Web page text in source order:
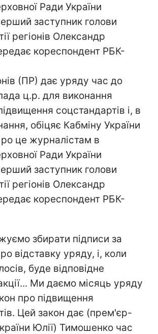
Ради України
заступник голови
регіонів Олександр
кореспондент РБК-
(ПР) дає уряду час до
ц.р. для виконання
соцстандартів і, в
обіцяє Кабміну України
це журналістам в
Ради України
заступник голови
регіонів Олександр
кореспондент РБК-
збирати підписи за
відставку уряду, і, коли
буде відповідне
Ми даємо місяць уряду
про підвищення
Цей закон дає (прем'єр-
Юлії) Тимошенко час